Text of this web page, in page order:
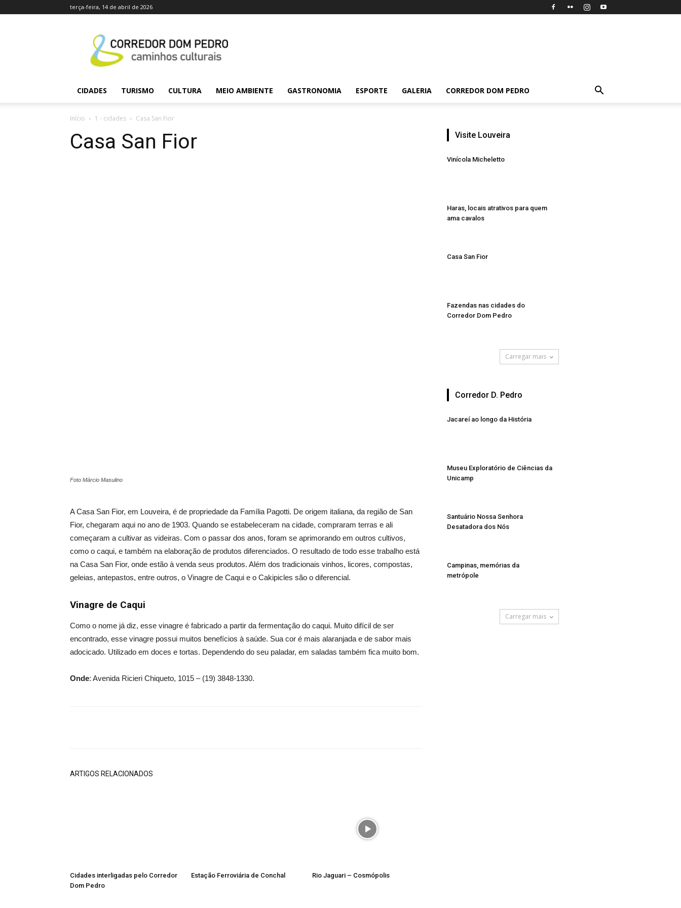
terça-feira, 14 de abril de 2026
CIDADES TURISMO CULTURA MEIO AMBIENTE GASTRONOMIA ESPORTE GALERIA CORREDOR DOM PEDRO
Início 1 - cidades Casa San Fior
Casa San Fior
Foto Márcio Masulino
A Casa San Fior, em Louveira, é de propriedade da Família Pagotti. De origem italiana, da região de San
Fior, chegaram aqui no ano de 1903. Quando se estabeleceram na cidade, compraram terras e ali
começaram a cultivar as videiras. Com o passar dos anos, foram se aprimorando em outros cultivos,
como o caqui, e também na elaboração de produtos diferenciados. O resultado de todo esse trabalho está
na Casa San Fior, onde estão à venda seus produtos. Além dos tradicionais vinhos, licores, compostas,
geleias, antepastos, entre outros, o Vinagre de Caqui e o Cakipicles são o diferencial.
Vinagre de Caqui
Como o nome já diz, esse vinagre é fabricado a partir da fermentação do caqui. Muito difícil de ser
encontrado, esse vinagre possui muitos benefícios à saúde. Sua cor é mais alaranjada e de sabor mais
adocicado. Utilizado em doces e tortas. Dependendo do seu paladar, em saladas também fica muito bom.
Onde: Avenida Ricieri Chiqueto, 1015 – (19) 3848-1330.
ARTIGOS RELACIONADOS
Cidades interligadas pelo Corredor
Dom Pedro
Estação Ferroviária de Conchal Rio Jaguari – Cosmópolis
Visite Louveira
Vinícola Micheletto
Haras, locais atrativos para quem
ama cavalos
Casa San Fior
Fazendas nas cidades do
Corredor Dom Pedro
Carregar mais
Corredor D. Pedro
Jacareí ao longo da História
Museu Exploratório de Ciências da
Unicamp
Santuário Nossa Senhora
Desatadora dos Nós
Campinas, memórias da
metrópole
Carregar mais